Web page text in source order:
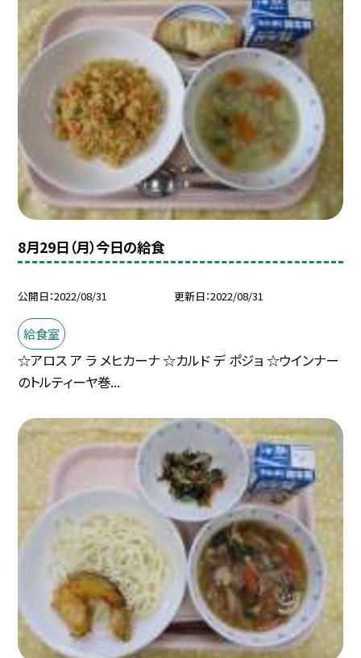
8月29日（月）今日の給食
公開日 2022/08/31 更新日 2022/08/31
給食室
☆アロス ア ラ メヒカーナ ☆カルド デ ポジョ ☆ウインナー
のトルティーヤ巻...